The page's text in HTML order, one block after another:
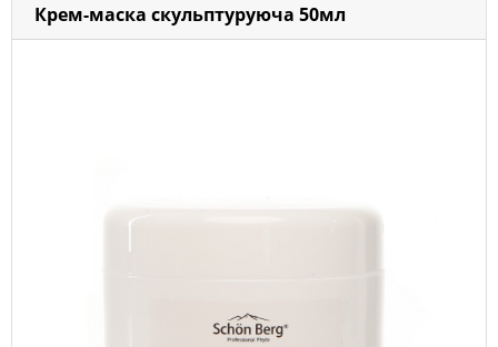
Крем-маска скульптуруюча 50мл